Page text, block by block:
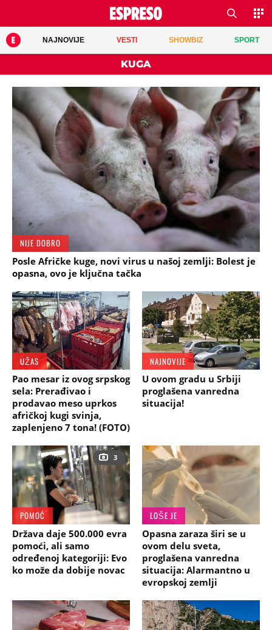
NAJNOVIJE VESTI SHOWBIZ SPORT
KUGA
NIJE DOBRO
Posle Afričke kuge, novi virus u našoj zemlji: Bolest je
opasna, ovo je ključna tačka
UŽAS
Pao mesar iz ovog srpskog
sela: Prerađivao i
prodavao meso uprkos
afričkoј kugi svinja,
zaplenjeno 7 tona! (FOTO)
NAJNOVIJE
U ovom gradu u Srbiji
proglašena vanredna
situacija!
3
POMOĆ
Država daje 500.000 evra
pomoći, ali samo
određenoj kategoriji: Evo
ko može da dobije novac
LOŠE JE
Opasna zaraza širi se u
ovom delu sveta,
proglašena vanredna
situacija: Alarmantno u
evropskoj zemlji